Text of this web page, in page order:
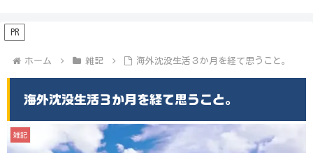
PR
ホーム 雑記 海外沈没生活３か月を経て思うこと。
海外沈没生活３か月を経て思うこと。
雑記